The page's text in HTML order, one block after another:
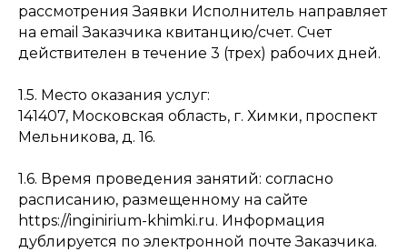
рассмотрения Заявки Исполнитель направляет
на email Заказчика квитанцию/счет. Счет
действителен в течение 3 (трех) рабочих дней.
1.5. Место оказания услуг:
141407, Московская область, г. Химки, проспект
Мельникова, д. 16.
1.6. Время проведения занятий: согласно
расписанию, размещенному на сайте
https://inginirium-khimki.ru. Информация
дублируется по электронной почте Заказчика.